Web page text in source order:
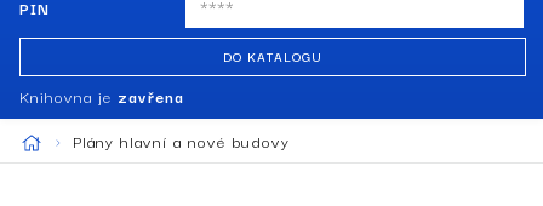
PIN
DO KATALOGU
Knihovna je zavřena
Plány hlavní a nové budovy